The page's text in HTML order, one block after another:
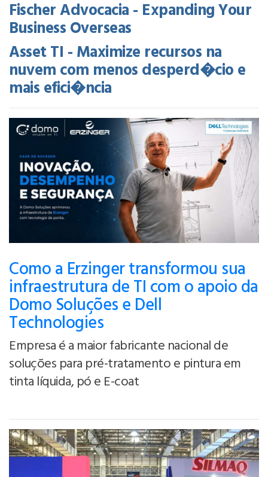
Fischer Advocacia - Expanding Your
Business Overseas
Asset TI - Maximize recursos na
nuvem com menos desperd�cio e
mais efici�ncia
Como a Erzinger transformou sua
infraestrutura de TI com o apoio da
Domo Soluções e Dell
Technologies
Empresa é a maior fabricante nacional de
soluções para pré-tratamento e pintura em
tinta líquida, pó e E-coat